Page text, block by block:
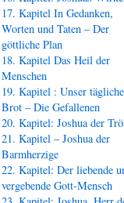
17. Kapitel In Gedanken,
Worten und Taten – Der
göttliche Plan
18. Kapitel Das Heil der
Menschen
19. Kapitel : Unser
Brot – Die Gefallenen
20. Kapitel: Joshua der
21. Kapitel – Joshua der
Barmherzige
22. Kapitel: Der liebende
vergebende Gott-Mensch